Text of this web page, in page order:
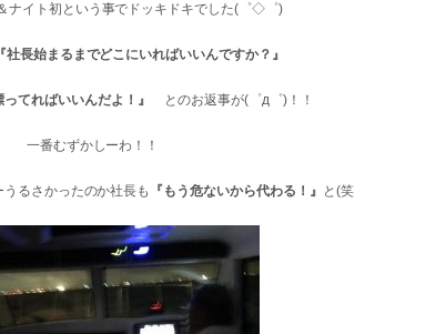
ナイト初という事でドッキドキでした(゜◇゜)
『社長始まるまでどこにいればいいんですか？』
ってればいいんだよ！』 とのお返事が(゜д゜)！！
一番むずかしーわ！！
るさかったのか社長も 『もう危ないから代わる！』 と(笑